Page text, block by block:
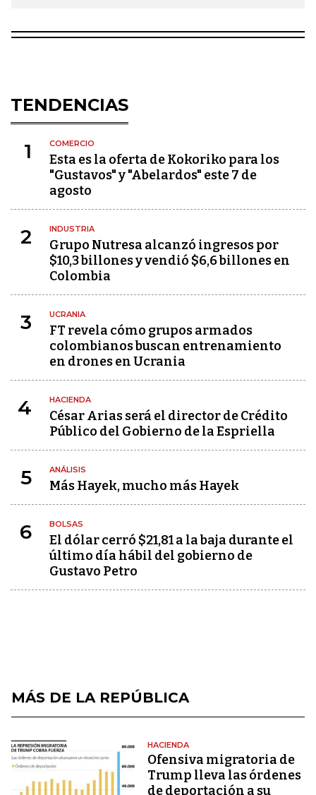
TENDENCIAS
1 COMERCIO
Esta es la oferta de Kokoriko para los
"Gustavos" y "Abelardos" este 7 de
agosto
2 INDUSTRIA
Grupo Nutresa alcanzó ingresos por
$10,3 billones y vendió $6,6 billones en
Colombia
3 UCRANIA
FT revela cómo grupos armados
colombianos buscan entrenamiento
en drones en Ucrania
4 HACIENDA
César Arias será el director de Crédito
Público del Gobierno de la Espriella
5 ANÁLISIS
Más Hayek, mucho más Hayek
6 BOLSAS
El dólar cerró $21,81 a la baja durante el
último día hábil del gobierno de
Gustavo Petro
MÁS DE LA REPÚBLICA
HACIENDA
Ofensiva migratoria de
Trump lleva las órdenes
de deportación a su